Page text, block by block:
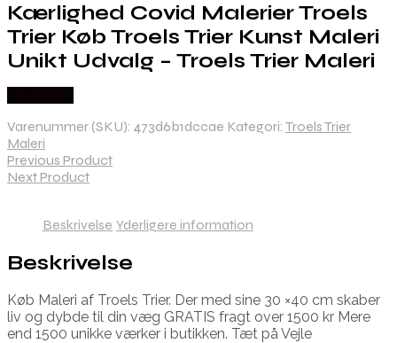
Kærlighed Covid Malerier Troels
Trier Køb Troels Trier Kunst Maleri
Unikt Udvalg – Troels Trier Maleri
Varenummer (SKU): 473d6b1dccae Kategori: Troels Trier
Maleri
Previous Product
Next Product
Beskrivelse Yderligere information
Beskrivelse
Køb Maleri af Troels Trier. Der med sine 30 ×40 cm skaber
liv og dybde til din væg GRATIS fragt over 1500 kr Mere
end 1500 unikke værker i butikken. Tæt på Vejle